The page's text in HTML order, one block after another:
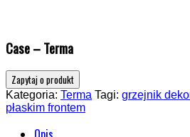
Case – Terma
Kategoria: Terma Tagi: grzejnik
płaskim frontem